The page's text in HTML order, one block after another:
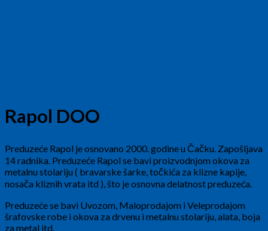
Rapol DOO
Preduzeće Rapol je osnovano 2000. godine u Čačku. Zapošljava
14 radnika. Preduzeće Rapol se bavi proizvodnjom okova za
metalnu stolariju ( bravarske šarke, točkića za klizne kapije,
nosača kliznih vrata itd ), što je osnovna delatnost preduzeća.
Preduzeće se bavi Uvozom, Maloprodajom i Veleprodajom
šrafovske robe i okova za drvenu i metalnu stolariju, alata, boja
za metal itd.